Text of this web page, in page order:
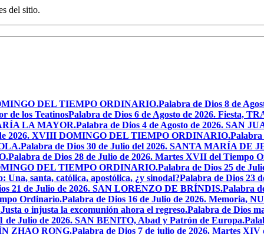
del sitio.
DEL TIEMPO ORDINARIO.Palabra de Dios 8 de
de los TeatinosPalabra de Dios 6 de Agosto de 2026. Fiesta,
LA MAYOR.Palabra de Dios 4 de Agosto de 2026. SAN
2026. XVIII DOMINGO DEL TIEMPO ORDINARIO.Palabra
Palabra de Dios 30 de Julio del 2026. SANTA MARÍA DE
Palabra de Dios 28 de Julio de 2026. Martes XVII del Tiempo
DEL TIEMPO ORDINARIO.Palabra de Dios 25 de
Una, santa, católica, apostólica, ¿y sinodal?Palabra de Dios 23
21 de Julio de 2026. SAN LORENZO DE BRÍNDIS.Palabra
Ordinario.Palabra de Dios 16 de Julio de 2026. Memoria,
Justa o injusta la excomunión ahora el regreso.Palabra de Dios
de Julio de 2026. SAN BENITO, Abad y Patrón de Europa.
ZHAO RONG.Palabra de Dios 7 de julio de 2026. Martes